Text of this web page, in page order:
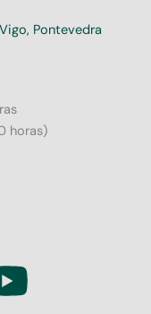
Pontevedra
horas)